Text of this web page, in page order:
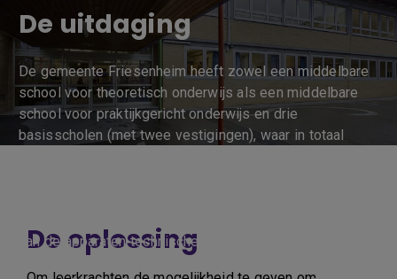
De uitdaging
De gemeente Friesenheim heeft zowel een middelbare
school voor theoretisch onderwijs als een middelbare
school voor praktijkgericht onderwijs en drie
basisscholen (met twee vestigingen), waar in totaal
van de apparaten technische defecten en werden ze niet
De oplossing